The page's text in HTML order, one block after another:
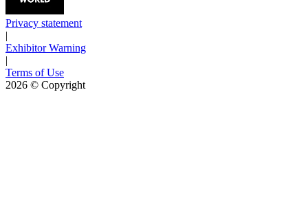
Privacy statement
|
Exhibitor Warning
|
Terms of Use
2026 © Copyright